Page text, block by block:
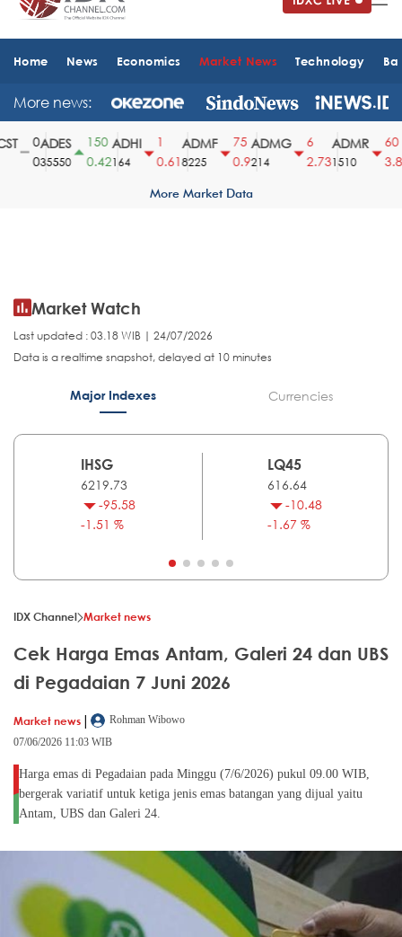
Home News Economics Market News Technology
More news:
ADES
35550
150
0.42
ADHI
164
0.61
ADMF
8225
75
0.9
ADMG
214
2.73
ADMR
1510
60
3.82
More Market Data
Market Watch
Last updated : 03.18 WIB | 24/07/2026
Data is a realtime snapshot, delayed at 10 minutes
Major Indexes Currencies
IHSG
6219.73
-95.58
-1.51 %
LQ45
616.64
-10.48
-1.67 %
IDX Channel Market news
Cek Harga Emas Antam, Galeri 24 dan UBS
di Pegadaian 7 Juni 2026
Market news |
Rohman Wibowo
07/06/2026 11:03 WIB
Harga emas di Pegadaian pada Minggu (7/6/2026) pukul 09.00 WIB,
bergerak variatif untuk ketiga jenis emas batangan yang dijual yaitu
Antam, UBS dan Galeri 24.